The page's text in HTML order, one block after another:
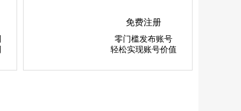
免费注册
零门槛发布账号
轻松实现账号价值